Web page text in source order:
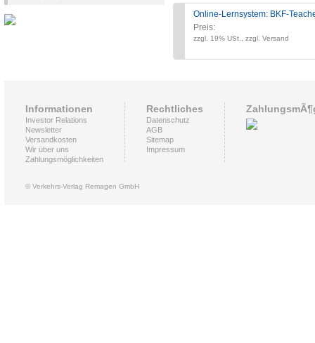
Online-Lernsystem: BKF-
Preis:
zzgl. 19% USt., zzgl. Versand
Informationen
Investor Relations
Newsletter
Versandkosten
Wir über uns
Zahlungsmöglichkeiten
Rechtliches
Datenschutz
AGB
Sitemap
Impressum
© Verkehrs-Verlag Remagen GmbH